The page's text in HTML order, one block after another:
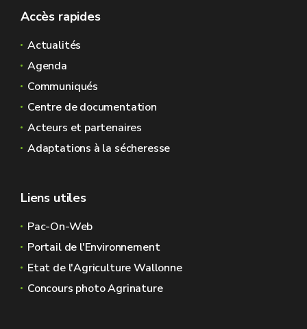
Accès rapides
Actualités
Agenda
Communiqués
Centre de documentation
Acteurs et partenaires
Adaptations à la sécheresse
Liens utiles
Pac-On-Web
Portail de l'Environnement
Etat de l'Agriculture Wallonne
Concours photo Agrinature